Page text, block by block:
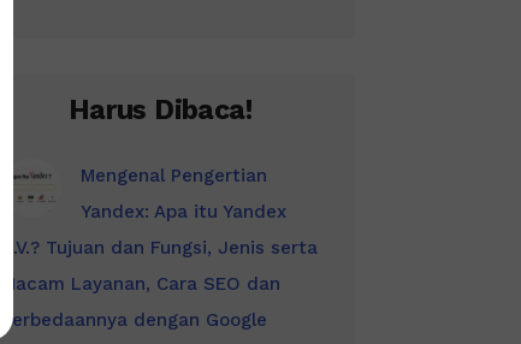
Harus Dibaca!
Mengenal Pengertian
Yandex: Apa itu Yandex
N.V.? Tujuan dan Fungsi, Jenis serta
Macam Layanan, Cara SEO dan
Perbedaannya dengan Google